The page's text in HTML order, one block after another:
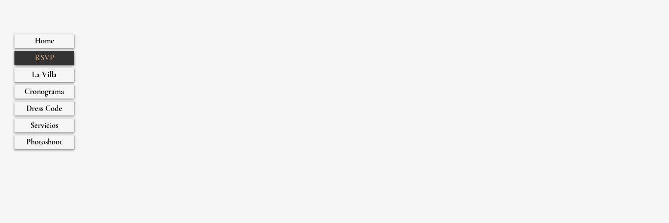
Home
RSVP
La Villa
Cronograma
Dress Code
Servicios
Photoshoot